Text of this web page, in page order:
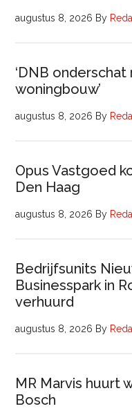
augustus 8, 2026 By
‘DNB
woningbouw’
augustus 8, 2026 By
Opus Vastgoed
Den Haag
augustus 8, 2026 By
Bedrijfsunits
Businesspark in
verhuurd
augustus 8, 2026 By
MR Marvis huurt
Bosch